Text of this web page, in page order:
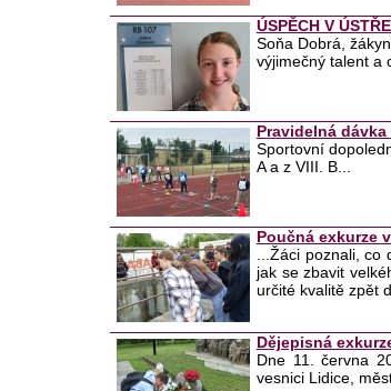
ÚSPĚCH V
Soňa Dobrá,
výjimečný talent a
Pravidelná
Sportovní
A a z VIII. B...
Poučná exkurze
...Žáci poznali,
jak se zbavit
určité kvalitě zpět
Dějepisná
Dne 11. června
vesnici Lidice,